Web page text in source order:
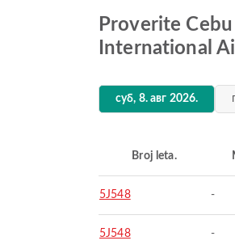
Proverite
International
суб, 8. авг 2026.
Broj leta.
5J548 -
5J548 -